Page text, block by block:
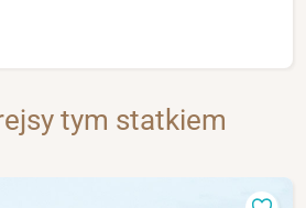
tym statkiem